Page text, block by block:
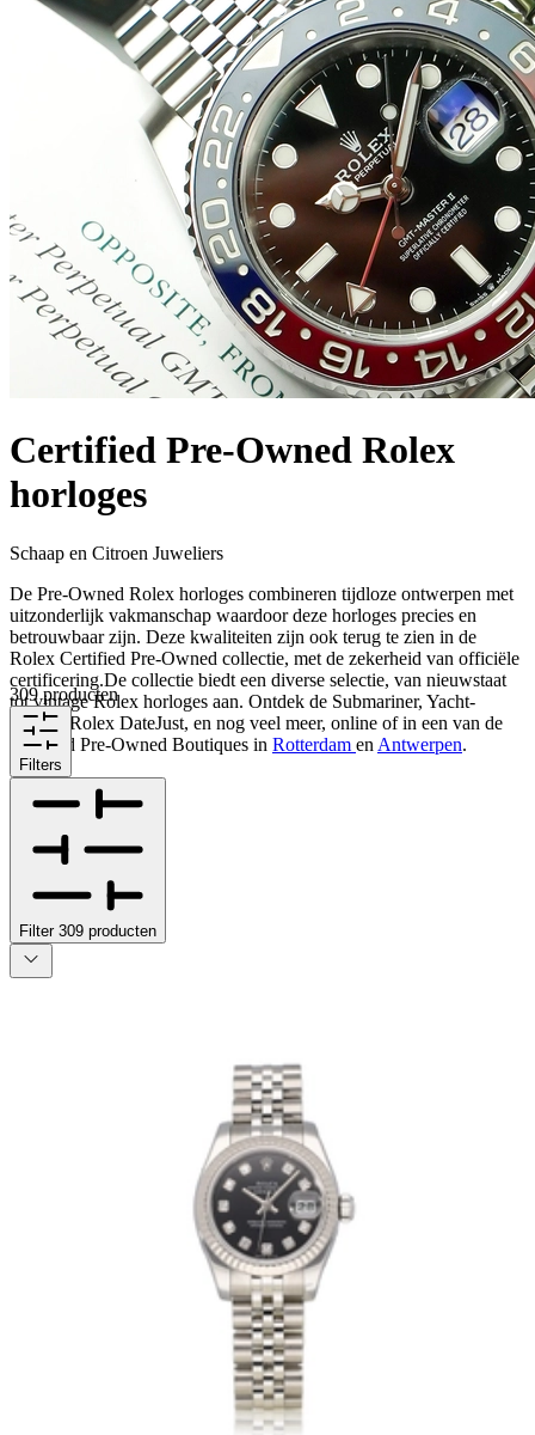
Certified Pre-Owned Rolex
horloges
Schaap en Citroen Juweliers
De Pre-Owned Rolex horloges combineren tijdloze ontwerpen met
uitzonderlijk vakmanschap waardoor deze horloges precies en
betrouwbaar zijn. Deze kwaliteiten zijn ook terug te zien in de
Rolex Certified Pre-Owned collectie, met de zekerheid van officiële
certificering.De collectie biedt een diverse selectie, van nieuwstaat
tot vintage Rolex horloges aan. Ontdek de Submariner, Yacht-
Master, Rolex DateJust, en nog veel meer, online of in een van de
Certified Pre-Owned Boutiques in Rotterdam en Antwerpen.
309 producten
Filters
Filter 309 producten